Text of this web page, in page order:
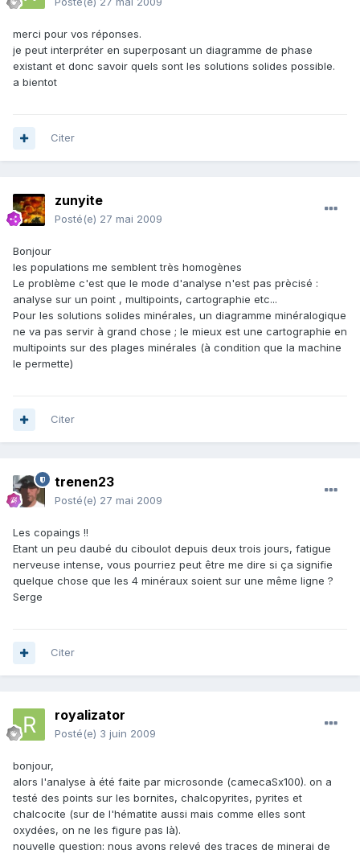
merci pour vos réponses.
je peut interpréter en superposant un diagramme de phase
existant et donc savoir quels sont les solutions solides possible.
a bientot
Citer
zunyite
Posté(e) 27 mai 2009
Bonjour
les populations me semblent très homogènes
Le problème c'est que le mode d'analyse n'est pas prècisé :
analyse sur un point , multipoints, cartographie etc...
Pour les solutions solides minérales, un diagramme minéralogique
ne va pas servir à grand chose ; le mieux est une cartographie en
multipoints sur des plages minérales (à condition que la machine
le permette)
Citer
trenen23
Posté(e) 27 mai 2009
Les copaings !!
Etant un peu daubé du ciboulot depuis deux trois jours, fatigue
nerveuse intense, vous pourriez peut être me dire si ça signifie
quelque chose que les 4 minéraux soient sur une même ligne ?
Serge
Citer
royalizator
Posté(e) 3 juin 2009
bonjour,
alors l'analyse à été faite par microsonde (camecaSx100). on a
testé des points sur les bornites, chalcopyrites, pyrites et
chalcocite (sur de l'hématite aussi mais comme elles sont
oxydées, on ne les figure pas là).
nouvelle question: nous avons relevé des traces de minerai de